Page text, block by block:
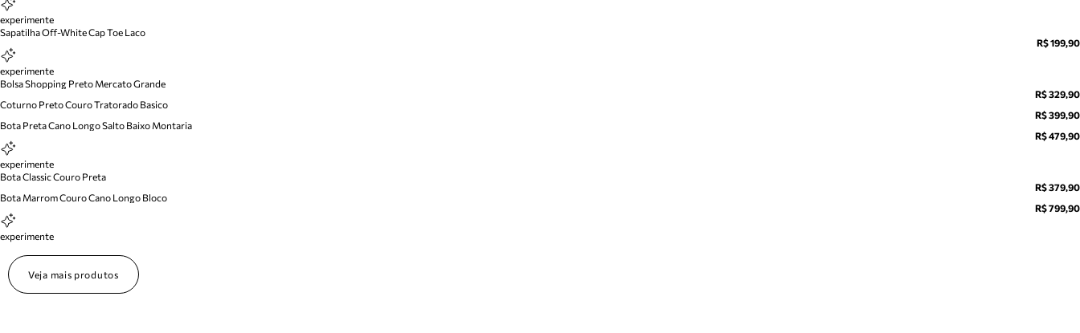
experimente
Sapatilha Off-White Cap Toe Laco
R$ 199,90
experimente
Bolsa Shopping Preto Mercato Grande
R$ 329,90
Coturno Preto Couro Tratorado Basico
R$ 399,90
Bota Preta Cano Longo Salto Baixo Montaria
R$ 479,90
experimente
Bota Classic Couro Preta
R$ 379,90
Bota Marrom Couro Cano Longo Bloco
R$ 799,90
experimente
Veja mais produtos